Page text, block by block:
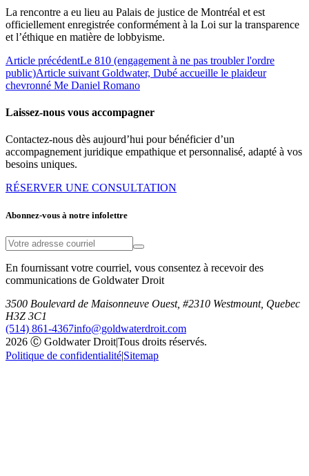
La rencontre a eu lieu au Palais de justice de Montréal et est
officiellement enregistrée conformément à la Loi sur la transparence
et l’éthique en matière de lobbyisme.
Article précédentLe 810 (engagement à ne pas troubler l'ordre
public)Article suivant Goldwater, Dubé accueille le plaideur
chevronné Me Daniel Romano
Laissez-nous vous accompagner
Contactez-nous dès aujourd’hui pour bénéficier d’un
accompagnement juridique empathique et personnalisé, adapté à vos
besoins uniques.
RÉSERVER UNE CONSULTATION
Abonnez-vous à notre infolettre
En fournissant votre courriel, vous consentez à recevoir des
communications de Goldwater Droit
3500 Boulevard de Maisonneuve Ouest, #2310 Westmount, Quebec
H3Z 3C1
(514) 861-4367info@goldwaterdroit.com
2026 Ⓒ Goldwater Droit|Tous droits réservés.
Politique de confidentialité|Sitemap